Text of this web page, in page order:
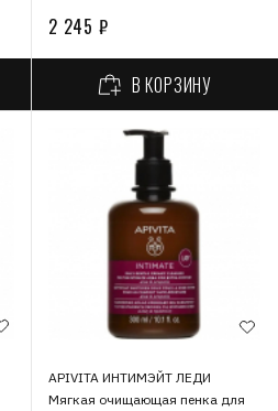
2 245 ₽
В КОРЗИНУ
APIVITA ИНТИМЭЙТ ЛЕДИ
Мягкая очищающая пенка для